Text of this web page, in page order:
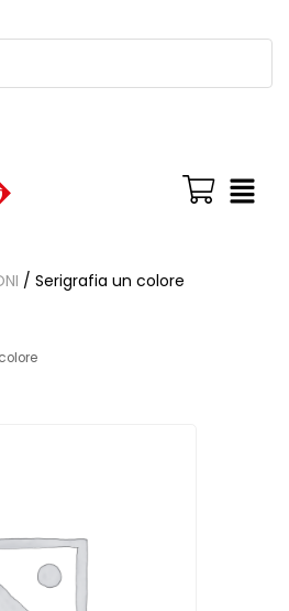
/ Serigrafia un colore